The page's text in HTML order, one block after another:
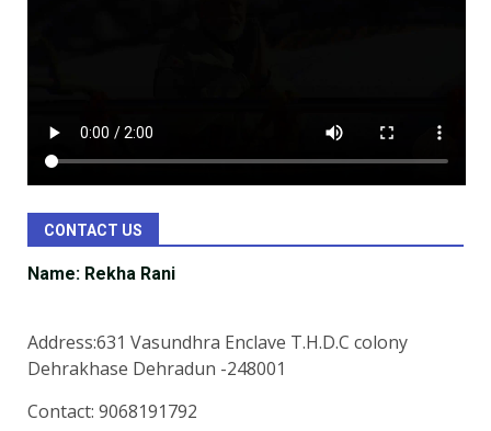
CONTACT US
Name: Rekha Rani
Address:631 Vasundhra Enclave T.H.D.C colony
Dehrakhase Dehradun -248001
Contact: 9068191792